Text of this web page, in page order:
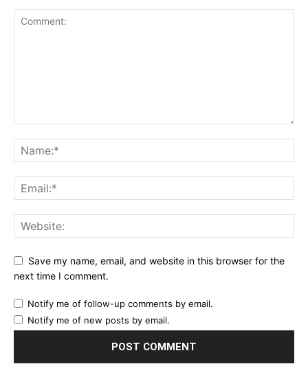
Save my name, email, and website in this browser for the
next time I comment.
Notify me of follow-up comments by email.
Notify me of new posts by email.